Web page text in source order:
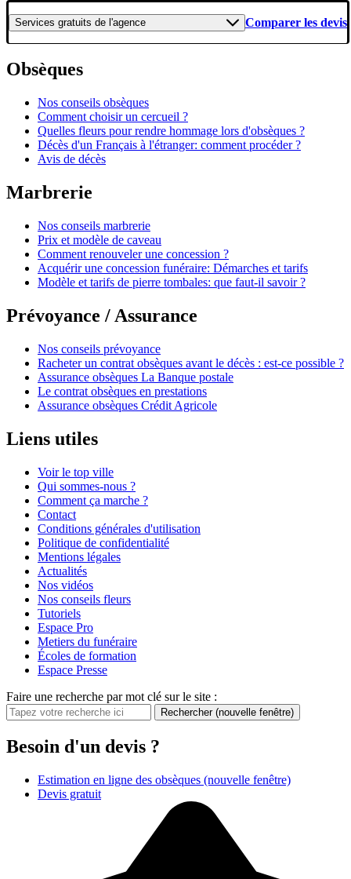
Services gratuits de l'agence Comparer les devis
Obsèques
Nos conseils obsèques
Comment choisir un cercueil ?
Quelles fleurs pour rendre hommage lors d'obsèques ?
Décès d'un Français à l'étranger: comment procéder ?
Avis de décès
Marbrerie
Nos conseils marbrerie
Prix et modèle de caveau
Comment renouveler une concession ?
Acquérir une concession funéraire: Démarches et tarifs
Modèle et tarifs de pierre tombales: que faut-il savoir ?
Prévoyance / Assurance
Nos conseils prévoyance
Racheter un contrat obsèques avant le décès : est-ce possible ?
Assurance obsèques La Banque postale
Le contrat obsèques en prestations
Assurance obsèques Crédit Agricole
Liens utiles
Voir le top ville
Qui sommes-nous ?
Comment ça marche ?
Contact
Conditions générales d'utilisation
Politique de confidentialité
Mentions légales
Actualités
Nos vidéos
Nos conseils fleurs
Tutoriels
Espace Pro
Metiers du funéraire
Écoles de formation
Espace Presse
Faire une recherche par mot clé sur le site :
Rechercher (nouvelle fenêtre)
Besoin d'un devis ?
Estimation en ligne des obsèques (nouvelle fenêtre)
Devis gratuit